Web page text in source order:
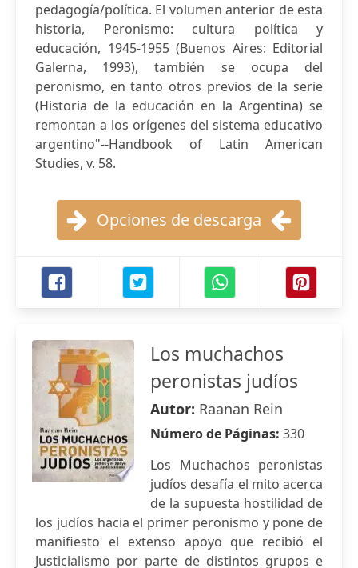
pedagogía/política. El volumen anterior de esta
historia, Peronismo: cultura política y
educación, 1945-1955 (Buenos Aires: Editorial
Galerna, 1993), también se ocupa del
peronismo, en tanto otros previos de la serie
(Historia de la educación en la Argentina) se
remontan a los orígenes del sistema educativo
argentino"--Handbook of Latin American
Studies, v. 58.
Opciones de descarga
Los muchachos
peronistas judíos
Autor: Raanan Rein
Número de Páginas: 330
Los Muchachos peronistas
judíos desafía el mito acerca
de la supuesta hostilidad de
los judíos hacia el primer peronismo y pone de
manifiesto el extenso apoyo que recibió el
Justicialismo por parte de distintos grupos e